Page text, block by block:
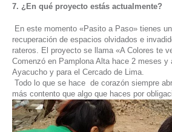
7. ¿En qué proyecto estás actualmente?
En este momento «Pasito a Paso» tienes
recuperación de espacios olvidados e
rateros. El proyecto se llama «A Colores te
Comenzó en Pamplona Alta hace 2 meses y
Ayacucho y para el Cercado de Lima.
Todo lo que se hace de corazón siempre
más contento que algo que haces por